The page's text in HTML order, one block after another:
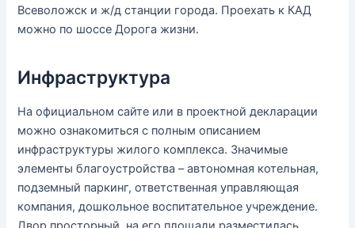
Всеволожск и ж/д станции города. Проехать к КАД
можно по шоссе Дорога жизни.
Инфраструктура
На официальном сайте или в проектной декларации
можно ознакомиться с полным описанием
инфраструктуры жилого комплекса. Значимые
элементы благоустройства – автономная котельная,
подземный паркинг, ответственная управляющая
компания, дошкольное воспитательное учреждение.